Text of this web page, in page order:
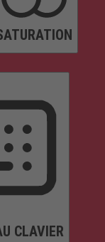
CLAVIER